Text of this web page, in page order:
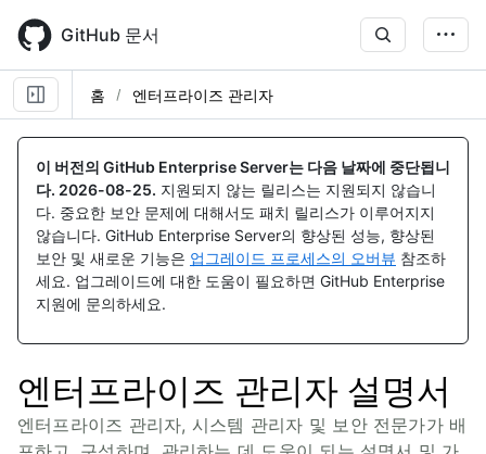
main
content
GitHub 문서
홈 엔터프라이즈 관리자
이 버전의 GitHub Enterprise Server는 다음 날짜에 중단됩니
다. 2026-08-25. 지원되지 않는 릴리스는 지원되지 않습니
다. 중요한 보안 문제에 대해서도 패치 릴리스가 이루어지지
않습니다. GitHub Enterprise Server의 향상된 성능, 향상된
보안 및 새로운 기능은 업그레이드 프로세스의 오버뷰 참조하
세요. 업그레이드에 대한 도움이 필요하면 GitHub Enterprise
지원에 문의하세요.
엔터프라이즈 관리자 설명서
엔터프라이즈 관리자, 시스템 관리자 및 보안 전문가가 배